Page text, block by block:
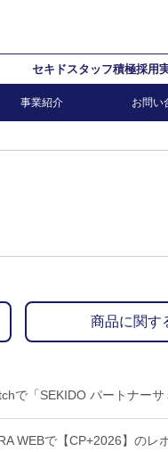
セキドスタッフ積極採用
事業紹介 お問い
商品に関す
で「SEKIDO パートナー
WEBで【CP+2026】のレ